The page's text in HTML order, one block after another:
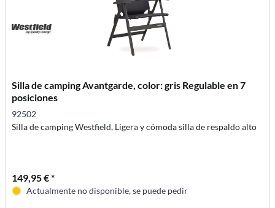
Silla de camping Avantgarde, color: gris Regulable en 7
posiciones
92502
Silla de camping Westfield, Ligera y cómoda silla de respaldo alto
149,95 € *
Actualmente no disponible, se puede pedir